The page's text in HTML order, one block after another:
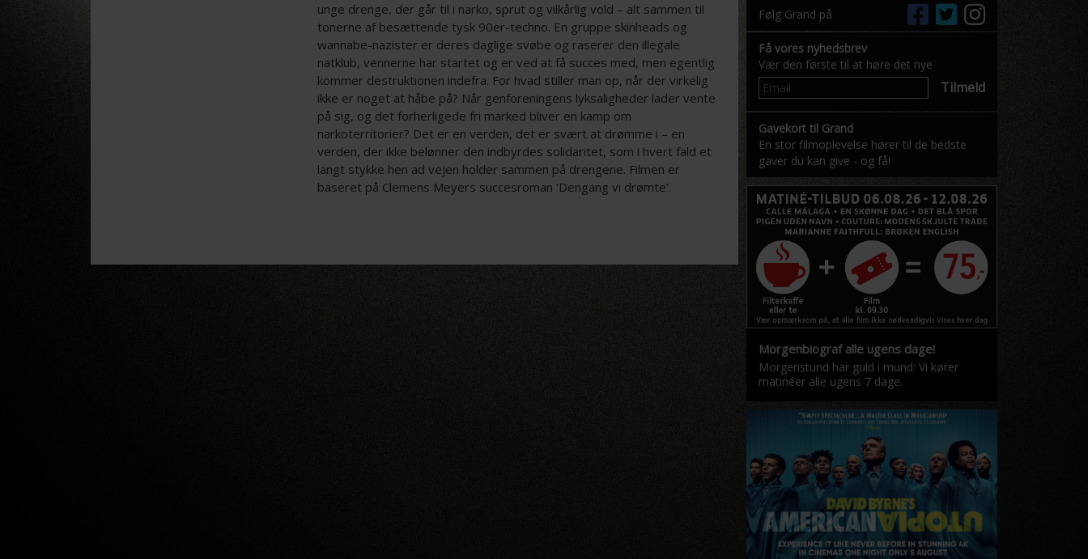
unge drenge, der går til i narko, sprut og vilkårlig vold – alt sammen til
tonerne af besættende tysk 90er-techno. En gruppe skinheads og
wannabe-nazister er deres daglige svøbe og raserer den illegale
natklub, vennerne har startet og er ved at få succes med, men egentlig
kommer destruktionen indefra. For hvad stiller man op, når der virkelig
ikke er noget at håbe på? Når genforeningens lyksaligheder lader vente
på sig, og det forherligede fri marked bliver en kamp om
narkoterritorier? Det er en verden, det er svært at drømme i – en
verden, der ikke belønner den indbyrdes solidaritet, som i hvert fald et
langt stykke hen ad vejen holder sammen på drengene. Filmen er
baseret på Clemens Meyers succesroman ‘Dengang vi drømte’.
Følg Grand på
Få vores nyhedsbrev
Vær den første til at høre det nye
Tilmeld
Gavekort til Grand
En stor filmoplevelse hører til de bedste
gaver du kan give - og få!
Morgenbiograf alle ugens dage!
Morgenstund har guld i mund: Vi kører
matinéer alle ugens 7 dage.